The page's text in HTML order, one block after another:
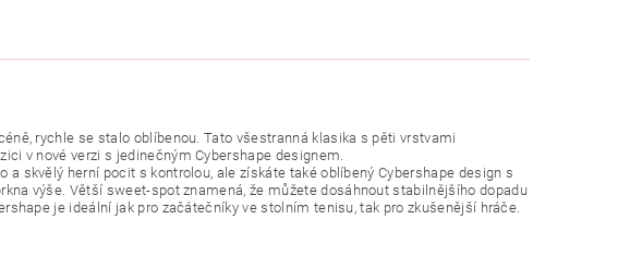
rychle se stalo oblíbenou. Tato všestranná klasika s pěti vrstvami
v nové verzi s jedinečným Cybershape designem.
skvělý herní pocit s kontrolou, ale získáte také oblíbený Cybershape design s
výše. Větší sweet-spot znamená, že můžete dosáhnout stabilnějšího dopadu
je ideální jak pro začátečníky ve stolním tenisu, tak pro zkušenější hráče.